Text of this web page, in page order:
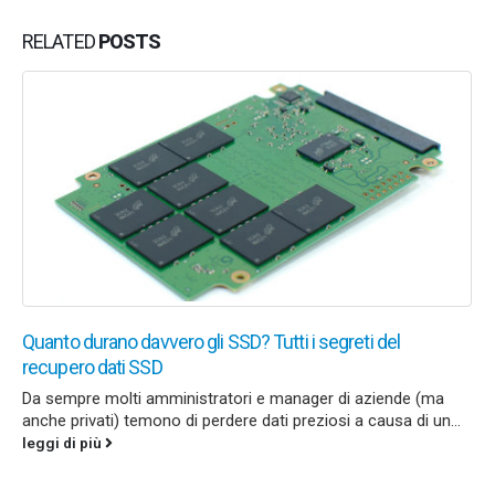
RELATEDPOSTS
Quanto durano davvero gli SSD? Tutti i segreti del
recupero dati SSD
Da sempre molti amministratori e manager di aziende (ma
anche privati) temono di perdere dati preziosi a causa di un...
leggi di più